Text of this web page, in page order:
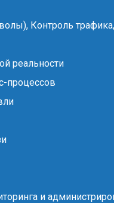
Контроль
реальности
процессов
и